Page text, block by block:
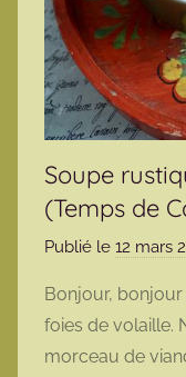
Soupe
(Temps de
Publié le 12 mars
Bonjour, bonjour
foies de volaille.
morceau de